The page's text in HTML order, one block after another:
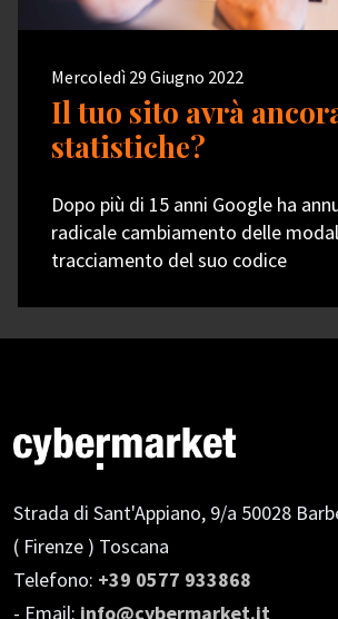
Mercoledì 29 Giugno 2022
Il tuo sito avrà
statistiche?
Dopo più di 15 anni Google ha
radicale cambiamento delle
tracciamento del suo codice
Strada di Sant'Appiano, 9/a 50028
( Firenze ) Toscana
Telefono: +39 0577 933868
- Email: info@cybermarket.it